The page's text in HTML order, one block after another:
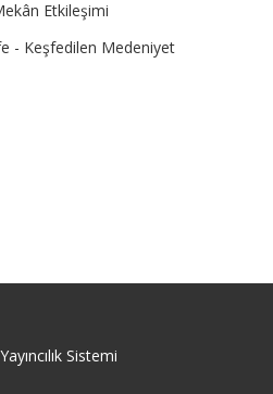
Etkileşimi
- Keşfedilen Medeniyet
Sistemi